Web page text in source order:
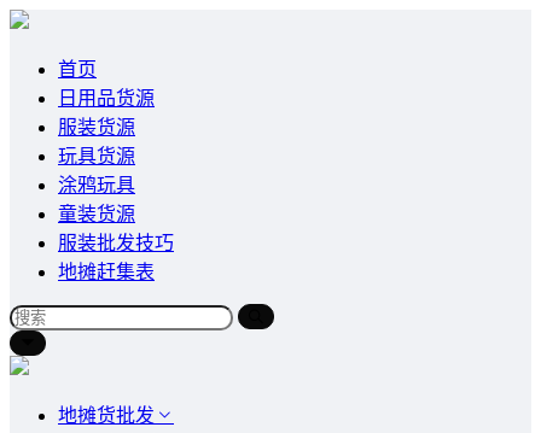
首页
日用品货源
服装货源
玩具货源
涂鸦玩具
童装货源
服装批发技巧
地摊赶集表
地摊货批发